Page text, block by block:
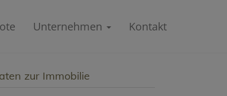
Unternehmen Kontakt
zur Immobilie